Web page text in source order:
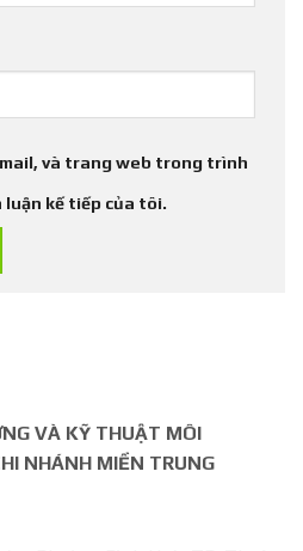
và trang web trong trình
luận kế tiếp của tôi.
VÀ KỸ THUẬT MÔI
NHÁNH MIỀN TRUNG